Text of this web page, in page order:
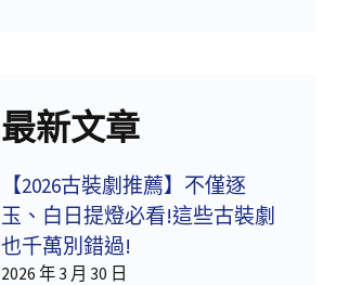
最新文章
【2026古裝劇推薦】不僅逐
玉、白日提燈必看!這些古裝劇
也千萬別錯過!
2026 年 3 月 30 日